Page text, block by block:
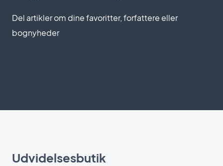
Del artikler om dine favoritter, forfattere eller
bognyheder
Udvidelsesbutik